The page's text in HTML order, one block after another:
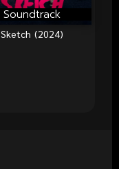
Soundtrack
Sketch (2024)